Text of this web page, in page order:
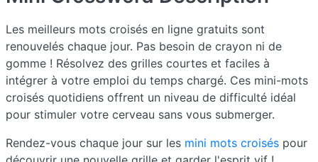
Les meilleurs mots croisés en ligne gratuits sont
renouvelés chaque jour. Pas besoin de crayon ni de
gomme ! Résolvez des grilles courtes et faciles à
intégrer à votre emploi du temps chargé. Ces mini-mots
croisés quotidiens offrent un niveau de difficulté idéal
pour stimuler votre cerveau sans vous submerger.
Rendez-vous chaque jour sur les mini mots croisés pour